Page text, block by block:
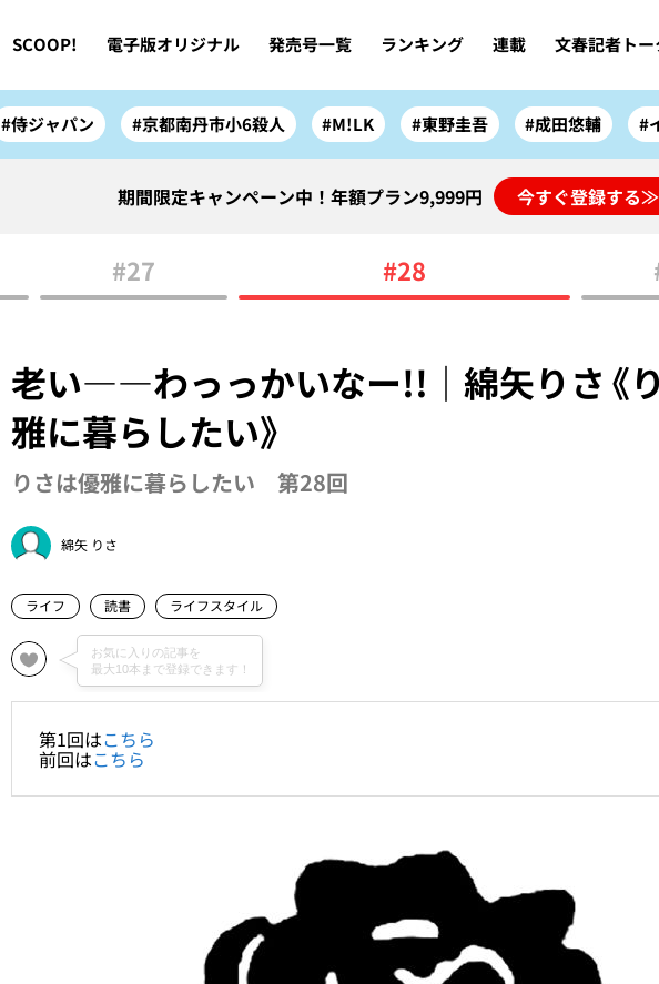
SCOOP! 電子版オリジナル 発売号一覧 ランキング 連載 文春記者トー
#侍ジャパン #京都南丹市小6殺人 #M!LK #東野圭吾 #成田悠輔 #
期間限定キャンペーン中！年額プラン9,999円 今すぐ登録する≫
#27 #28
老い――わっっかいなー!!｜綿矢りさ《
雅に暮らしたい》
りさは優雅に暮らしたい 第28回
綿矢 りさ
ライフ 読書 ライフスタイル
第1回はこちら
前回はこちら